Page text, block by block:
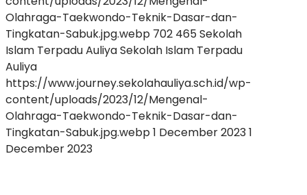
Olahraga-Taekwondo-Teknik-Dasar-dan-
Tingkatan-Sabuk.jpg.webp 702 465 Sekolah
Islam Terpadu AuliyaSekolah Islam Terpadu
Auliya
https://www.journey.sekolahauliya.sch.id/wp-
content/uploads/2023/12/Mengenal-
Olahraga-Taekwondo-Teknik-Dasar-dan-
Tingkatan-Sabuk.jpg.webp1 December 20231
December 2023